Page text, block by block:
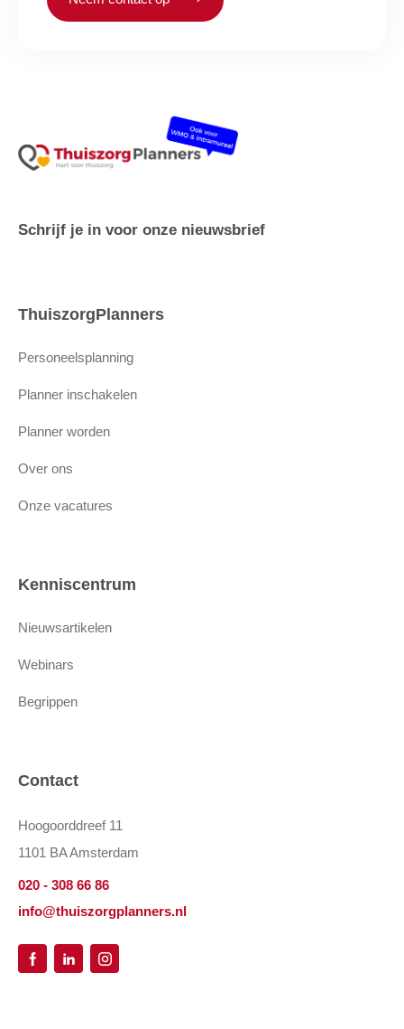
Schrijf je in voor onze nieuwsbrief
ThuiszorgPlanners
Personeelsplanning
Planner inschakelen
Planner worden
Over ons
Onze vacatures
Kenniscentrum
Nieuwsartikelen
Webinars
Begrippen
Contact
Hoogoorddreef 11
1101 BA Amsterdam
020 - 308 66 86
info@thuiszorgplanners.nl